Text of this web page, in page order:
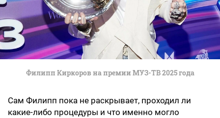
Филипп Киркоров на премии МУЗ-ТВ 2025 года
Сам Филипп пока не раскрывает, проходил ли
какие-либо процедуры и что именно могло